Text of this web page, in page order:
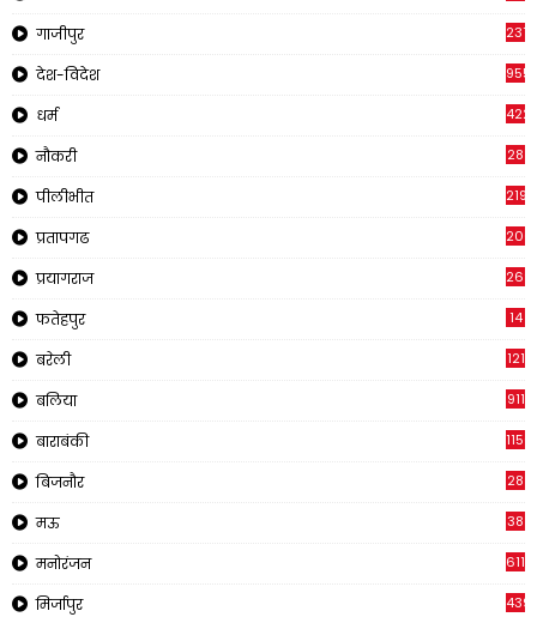
गाजीपुर 237
देश-विदेश 955
धर्म 422
नौकरी 28
पीलीभीत 2195
प्रतापगढ
प्रयागराज 269
फतेहपुर 14
बरेली 121
बलिया 911
बाराबंकी 1150
बिजनौर 28
मऊ 38
मनोरंजन 611
मिर्जापुर 439